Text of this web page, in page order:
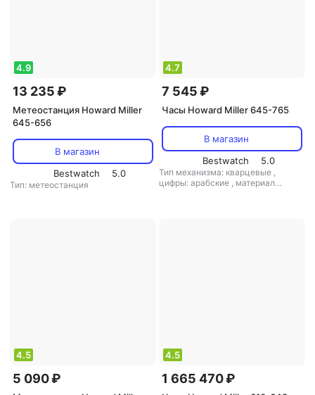
4.9
13 235 ₽
Метеостанция Howard Miller
645-656
В магазин
Bestwatch
5.0
Тип: метеостанция
4.7
7 545 ₽
Часы Howard Miller 645-765
В магазин
Bestwatch
5.0
Тип механизма: кварцевые ,
цифры: арабские , материал
4.5
5 090 ₽
4.5
1 665 470 ₽